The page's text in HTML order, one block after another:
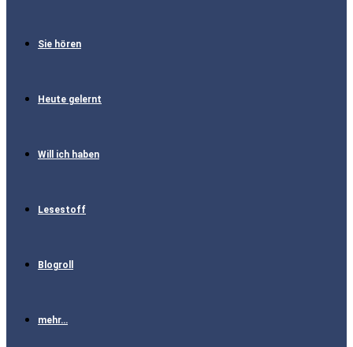
Sie hören
Heute gelernt
Will ich haben
Lesestoff
Blogroll
mehr…